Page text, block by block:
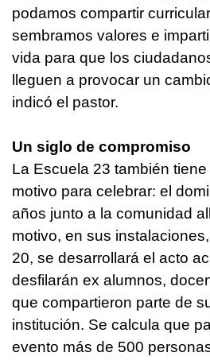
podamos compartir
sembramos valores e
vida para que los
lleguen a provocar un
indicó el pastor.
Un siglo de compromiso
La Escuela 23 también
motivo para celebrar: el
años junto a la comunidad
motivo, en sus
20, se desarrollará el acto
desfilarán ex alumnos,
que compartieron parte de
institución. Se calcula que
evento más de 500